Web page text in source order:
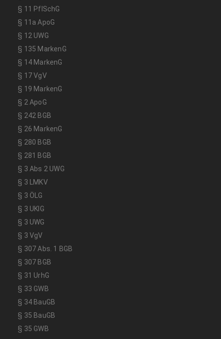
§ 11 PflSchG
§ 11a ApoG
§ 12 UWG
§ 135 MarkenG
§ 14 MarkenG
§ 17 VgV
§ 19 MarkenG
§ 2 ApoG
§ 242 BGB
§ 26 MarkenG
§ 280 BGB
§ 281 BGB
§ 3 Abs 2 UWG
§ 3 LMKV
§ 3 ÖLG
§ 3 UKlG
§ 3 UWG
§ 3 VgV
§ 307 Abs. 1 BGB
§ 307 BGB
§ 31 UrhG
§ 33 GWB
§ 34 BauGB
§ 35 BauGB
§ 35 GWB